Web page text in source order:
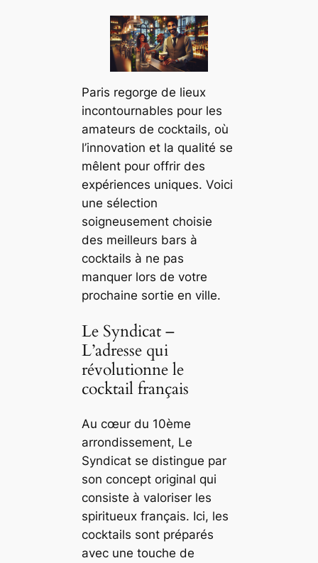
Paris regorge de lieux
incontournables pour les
amateurs de cocktails, où
l’innovation et la qualité se
mêlent pour offrir des
expériences uniques. Voici
une sélection
soigneusement choisie
des meilleurs bars à
cocktails à ne pas
manquer lors de votre
prochaine sortie en ville.
Le Syndicat –
L’adresse qui
révolutionne le
cocktail français
Au cœur du 10ème
arrondissement, Le
Syndicat se distingue par
son concept original qui
consiste à valoriser les
spiritueux français. Ici, les
cocktails sont préparés
avec une touche de